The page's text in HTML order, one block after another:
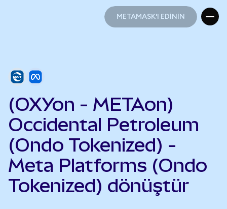
METAMASK'I EDİNİN
(OXYon - METAon)
Occidental Petroleum
(Ondo Tokenized) -
Meta Platforms (Ondo
Tokenized) dönüştür